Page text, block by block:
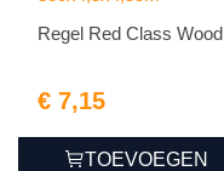
Regel Red Class Wood
€ 7,15
TOEVOEGEN